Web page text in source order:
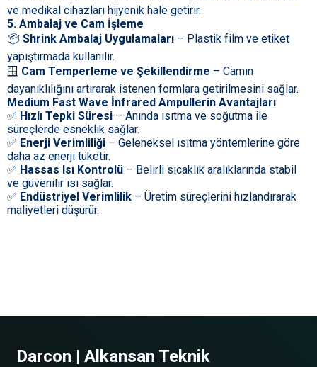
ve medikal cihazları hijyenik hale getirir.
5. Ambalaj ve Cam İşleme
📦 Shrink Ambalaj Uygulamaları – Plastik film ve etiket
yapıştırmada kullanılır.
🪟 Cam Temperleme ve Şekillendirme – Camın
dayanıklılığını artırarak istenen formlara getirilmesini sağlar.
Medium Fast Wave İnfrared Ampullerin Avantajları
✅ Hızlı Tepki Süresi – Anında ısıtma ve soğutma ile
süreçlerde esneklik sağlar.
✅ Enerji Verimliliği – Geleneksel ısıtma yöntemlerine göre
daha az enerji tüketir.
✅ Hassas Isı Kontrolü – Belirli sıcaklık aralıklarında stabil
ve güvenilir ısı sağlar.
✅ Endüstriyel Verimlilik – Üretim süreçlerini hızlandırarak
maliyetleri düşürür.
Darcon | Alkansan Teknik